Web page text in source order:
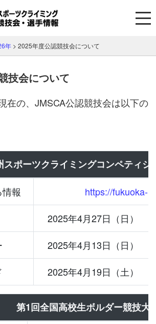
年 > 2025年度公認競技会について
技会について
在の、JMSCA公認競技会は以下の
スポーツクライミングコンペティシ
報
https://fukuoka-
2025年4月27日（日）
2025年4月13日（日）
2025年4月19日（土）
第1回全国高校生ボルダー競技大